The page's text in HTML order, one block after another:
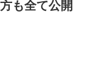
も全て公開